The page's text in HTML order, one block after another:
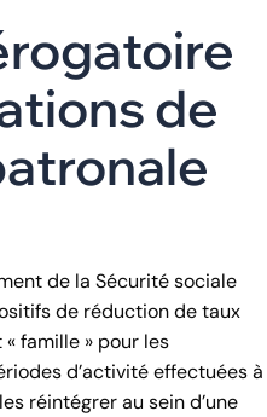
de
de la Sécurité sociale
de réduction de taux
famille » pour les
d’activité effectuées à
réintégrer au sein d’une